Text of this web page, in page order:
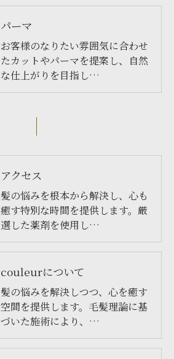
パーマ
お客様のなりたい雰囲気に合わせ
たカットやパーマを提案し、自然
な仕上がりを目指し…
アクセス
髪の悩みを根本から解決し、心も
癒す特別な時間を提供します。厳
選した薬剤を使用し…
couleurについて
髪の悩みを解決しつつ、心を癒す
空間を提供します。毛髪理論に基
づいた施術により、…